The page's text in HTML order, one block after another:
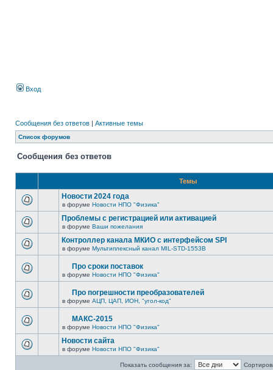
Вход
Сообщения без ответов | Активные темы
Список форумов
Сообщения без ответов
Темы
Новости 2024 года
в форуме Новости НПО "Физика"
Проблемы с регистрацией или активацией
в форуме Ваши пожелания
Контроллер канала МКИО с интерфейсом SPI
в форуме Мультиплексный канал MIL-STD-1553B
Про сроки поставок
в форуме Новости НПО "Физика"
Про погрешности преобразователей
в форуме АЦП, ЦАП, ИОН, "угол-код"
МАКС-2015
в форуме Новости НПО "Физика"
Новости сайта
в форуме Новости НПО "Физика"
Показать сообщения за: